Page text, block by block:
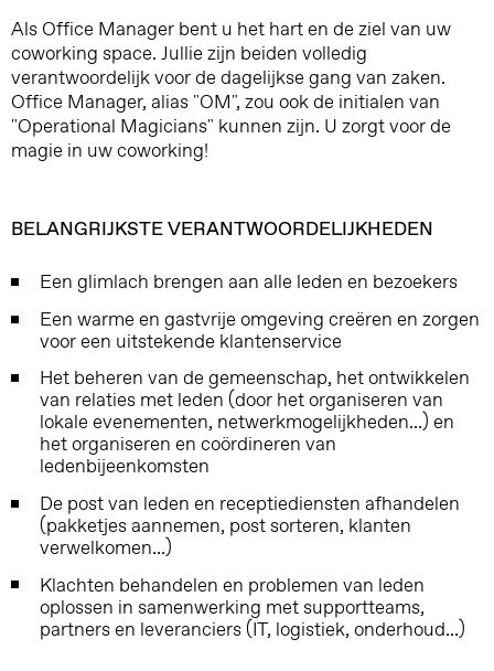
Als Office Manager bent u het hart en de ziel van uw
coworking space. Jullie zijn beiden volledig
verantwoordelijk voor de dagelijkse gang van zaken.
Office Manager, alias "OM", zou ook de initialen van
"Operational Magicians" kunnen zijn. U zorgt voor de
magie in uw coworking!
BELANGRIJKSTE VERANTWOORDELIJKHEDEN
Een glimlach brengen aan alle leden en bezoekers
Een warme en gastvrije omgeving creëren en zorgen
voor een uitstekende klantenservice
Het beheren van de gemeenschap, het ontwikkelen
van relaties met leden (door het organiseren van
lokale evenementen, netwerkmogelijkheden...) en
het organiseren en coördineren van
ledenbijeenkomsten
De post van leden en receptiediensten afhandelen
(pakketjes aannemen, post sorteren, klanten
verwelkomen...)
Klachten behandelen en problemen van leden
oplossen in samenwerking met supportteams,
partners en leveranciers (IT, logistiek, onderhoud...)